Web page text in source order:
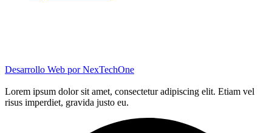
Desarrollo Web porNexTechOne
Lorem ipsum dolor sit amet, consectetur adipiscing elit. Etiam vel
risus imperdiet, gravida justo eu.